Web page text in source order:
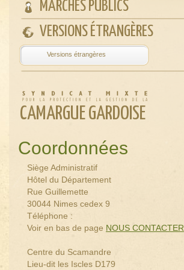
MARCHÉS PUBLICS
VERSIONS ÉTRANGÈRES
Powered by
CAMARGUE GARDOISE
Coordonnées
Siège Administratif
Hôtel du Département
Rue Guillemette
30044 Nimes cedex 9
Téléphone :
Voir en bas de page NOUS CONTACTER
Centre du Scamandre
Lieu-dit les Iscles D179